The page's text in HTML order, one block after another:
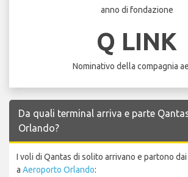
anno di fondazione
Q LINK
Nominativo della compagnia
Da quali terminal arriva e parte
Orlando?
I voli di Qantas di solito arrivano e partono
a Aeroporto Orlando: